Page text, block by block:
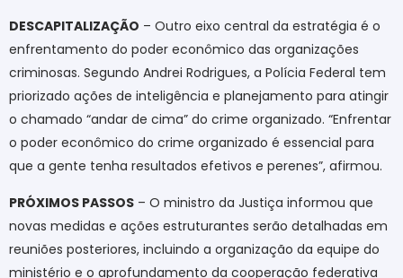
DESCAPITALIZAÇÃO – Outro eixo central da estratégia é o
enfrentamento do poder econômico das organizações
criminosas. Segundo Andrei Rodrigues, a Polícia Federal tem
priorizado ações de inteligência e planejamento para atingir
o chamado “andar de cima” do crime organizado. “Enfrentar
o poder econômico do crime organizado é essencial para
que a gente tenha resultados efetivos e perenes”, afirmou.
PRÓXIMOS PASSOS – O ministro da Justiça informou que
novas medidas e ações estruturantes serão detalhadas em
reuniões posteriores, incluindo a organização da equipe do
ministério e o aprofundamento da cooperação federativa